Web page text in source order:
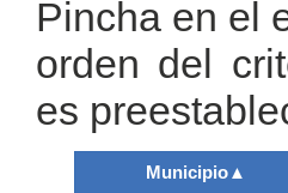
Pincha en el
orden del
es
Municipio▲